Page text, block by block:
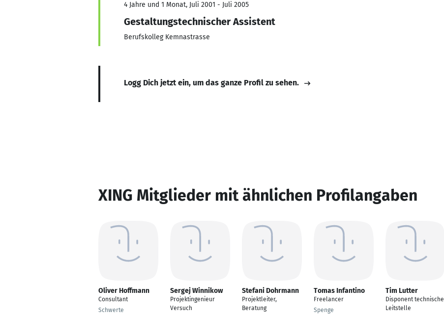
4 Jahre und 1 Monat, Juli 2001 - Juli 2005
Gestaltungstechnischer Assistent
Berufskolleg Kemnastrasse
Logg Dich jetzt ein, um das ganze Profil zu sehen.
XING Mitglieder mit ähnlichen Profilangaben
Oliver Hoffmann
Consultant
Schwerte
Sergej Winnikow
Projektingenieur
Versuch
Stefani Dohrmann
Projektleiter,
Beratung
Tomas Infantino
Freelancer
Spenge
Tim Lutter
Disponent technische
Leitstelle